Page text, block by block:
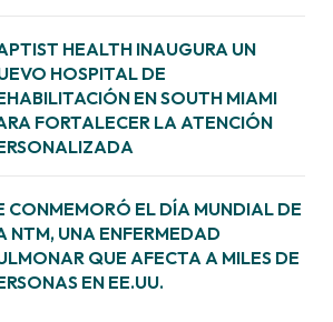
HEALTH INAUGURA UN
HOSPITAL DE
EN SOUTH MIAMI
FORTALECER LA ATENCIÓN
CONMEMORÓ EL DÍA MUNDIAL DE
NTM, UNA ENFERMEDAD
QUE AFECTA A MILES DE
EN EE.UU.